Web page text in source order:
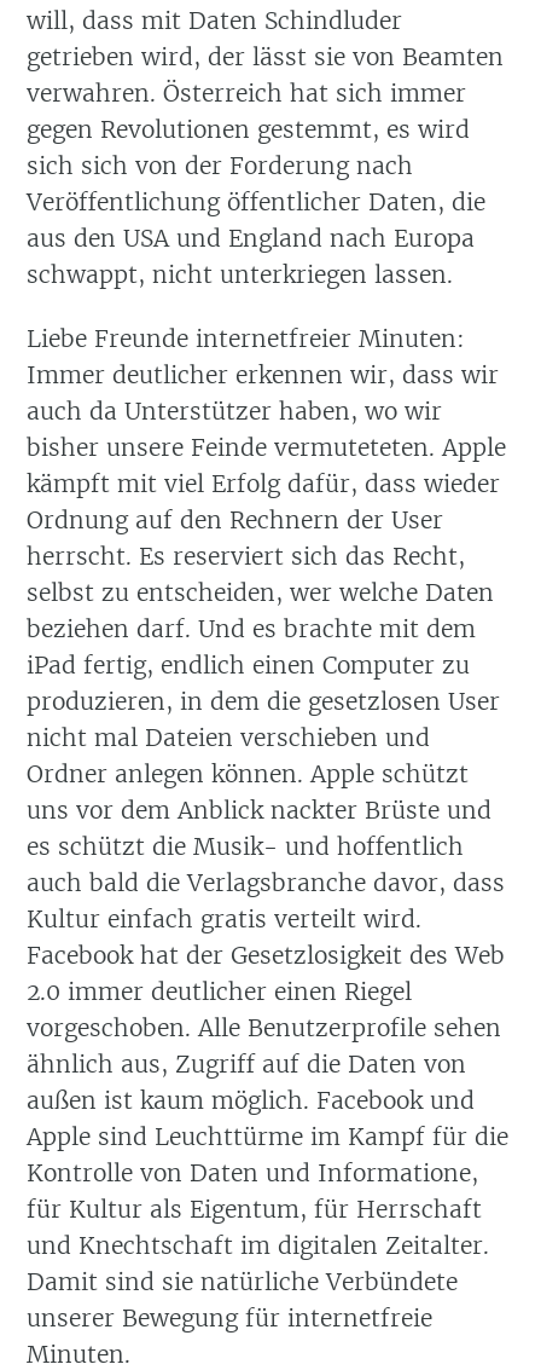
will, dass mit Daten Schindluder
getrieben wird, der lässt sie von Beamten
verwahren. Österreich hat sich immer
gegen Revolutionen gestemmt, es wird
sich sich von der Forderung nach
Veröffentlichung öffentlicher Daten, die
aus den USA und England nach Europa
schwappt, nicht unterkriegen lassen.
Liebe Freunde internetfreier Minuten:
Immer deutlicher erkennen wir, dass wir
auch da Unterstützer haben, wo wir
bisher unsere Feinde vermuteteten. Apple
kämpft mit viel Erfolg dafür, dass wieder
Ordnung auf den Rechnern der User
herrscht. Es reserviert sich das Recht,
selbst zu entscheiden, wer welche Daten
beziehen darf. Und es brachte mit dem
iPad fertig, endlich einen Computer zu
produzieren, in dem die gesetzlosen User
nicht mal Dateien verschieben und
Ordner anlegen können. Apple schützt
uns vor dem Anblick nackter Brüste und
es schützt die Musik- und hoffentlich
auch bald die Verlagsbranche davor, dass
Kultur einfach gratis verteilt wird.
Facebook hat der Gesetzlosigkeit des Web
2.0 immer deutlicher einen Riegel
vorgeschoben. Alle Benutzerprofile sehen
ähnlich aus, Zugriff auf die Daten von
außen ist kaum möglich. Facebook und
Apple sind Leuchttürme im Kampf für die
Kontrolle von Daten und Informatione,
für Kultur als Eigentum, für Herrschaft
und Knechtschaft im digitalen Zeitalter.
Damit sind sie natürliche Verbündete
unserer Bewegung für internetfreie
Minuten.